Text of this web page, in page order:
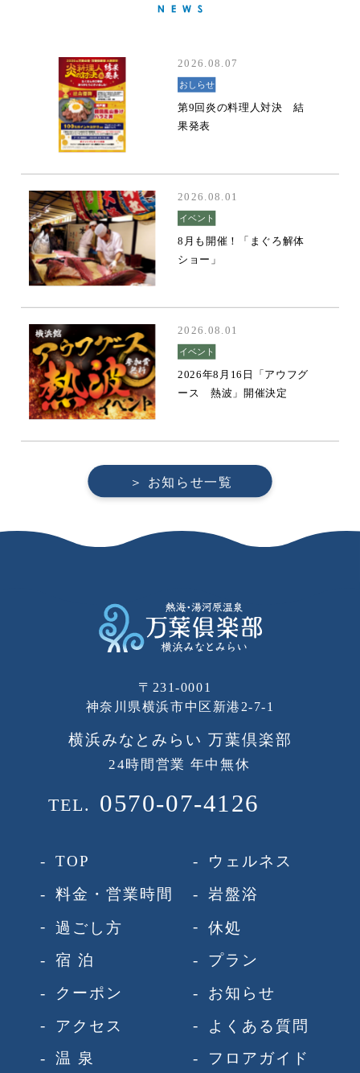
おしらせ
第9回炎の料理人対決 結
果発表
2026.08.07
イベント
8月も開催！「まぐろ解体
ショー」
2026.08.01
イベント
2026年8月16日「アウフグ
ース 熱波」開催決定
2026.08.01
〒231-0001
神奈川県横浜市中区新港2-7-1
横浜みなとみらい 万葉倶楽部
24時間営業 年中無休
0570-07-4126
TEL.
TOP
-
料金・営業時間
-
過ごし方
-
宿 泊
-
クーポン
-
アクセス
-
温 泉
-
ウェルネス
-
岩盤浴
-
休処
-
プラン
-
お知らせ
-
よくある質問
-
フロアガイド
-